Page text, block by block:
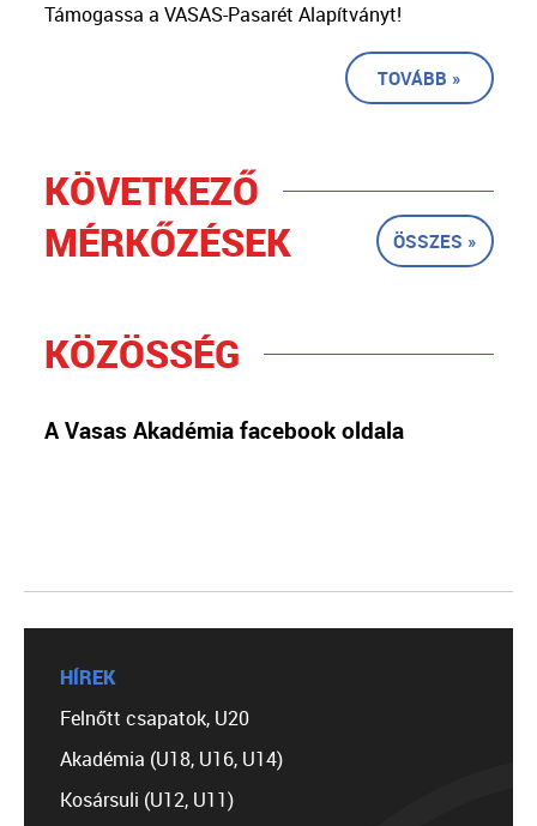
Támogassa a VASAS-Pasarét Alapítványt!
TOVÁBB »
KÖVETKEZŐ
MÉRKŐZÉSEK
ÖSSZES »
KÖZÖSSÉG
A Vasas Akadémia facebook oldala
HÍREK
Felnőtt csapatok, U20
Akadémia (U18, U16, U14)
Kosársuli (U12, U11)